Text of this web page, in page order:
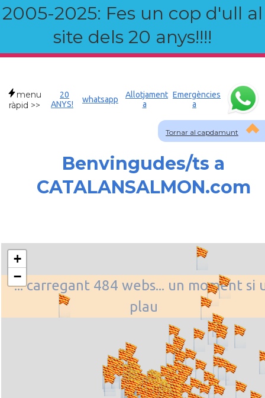
2005-2025: Fes un cop d'ull al
site dels 20 anys!!!!
Tornar al capdamunt
menu
ràpid >>
20
ANYS!
whatsapp
Allotjament
a
Emergències
a
Benvingudes/ts a
CATALANSALMON.com
... carregant 484 webs... un moment si
plau
+
−